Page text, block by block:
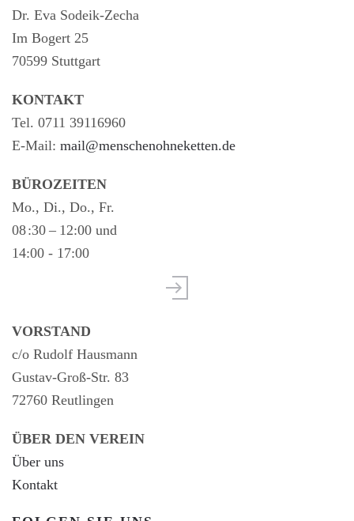
Dr. Eva Sodeik-Zecha
Im Bogert 25
70599 Stuttgart
KONTAKT
Tel. 0711 39116960
E-Mail: mail@menschenohneketten.de
BÜROZEITEN
Mo., Di., Do., Fr.
08 :30 – 12:00 und
14:00 - 17:00
VORSTAND
c/o Rudolf Hausmann
Gustav-Groß-Str. 83
72760 Reutlingen
ÜBER DEN VEREIN
Über uns
Kontakt